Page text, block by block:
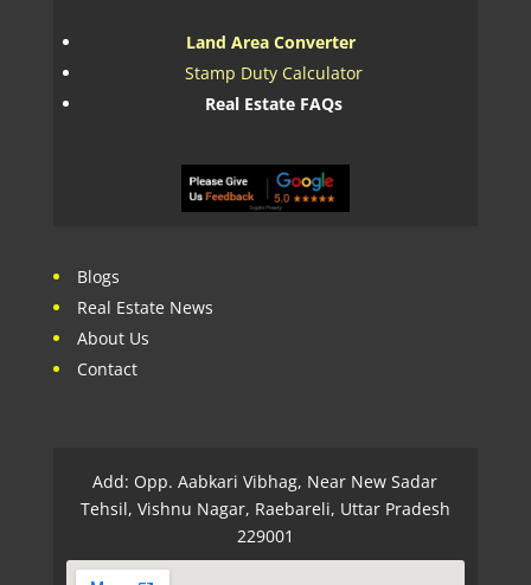
Land Area Converter
Stamp Duty Calculator
Real Estate FAQs
Blogs
Real Estate News
About Us
Contact
Add: Opp. Aabkari Vibhag, Near New Sadar
Tehsil, Vishnu Nagar, Raebareli, Uttar Pradesh
229001